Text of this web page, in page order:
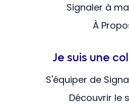
Signaler à
À
Je suis une
S'équiper de
Découvrir le